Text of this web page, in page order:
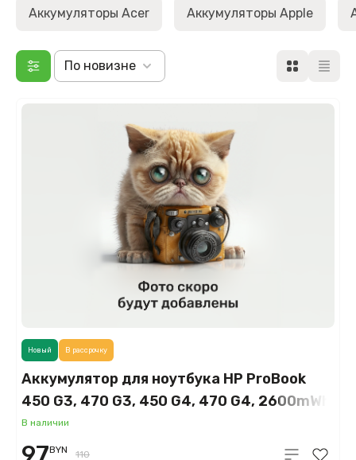
недавние
Аккумуляторы Acer Аккумуляторы Apple
По новизне
Аккумулятор для ноутбука HP ProBook
450 G3, 470 G3, 450 G4, 470 G4, 2600mWh,
14.8V (RI04)
В наличии
Новый В рассрочку
BYN 110